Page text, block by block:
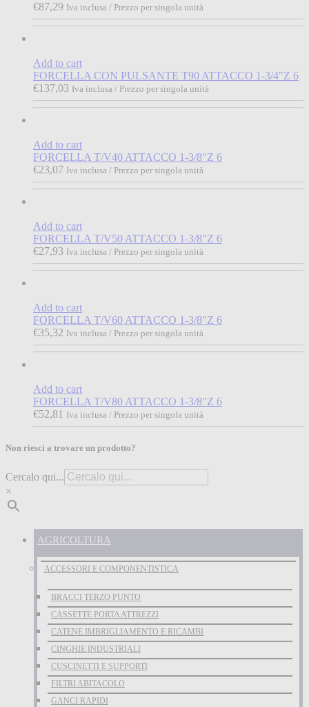
€87,29 Iva inclusa / Prezzo per singola unità
Add to cart
FORCELLA CON PULSANTE T90 ATTACCO 1-3/4"Z 6
€137,03 Iva inclusa / Prezzo per singola unità
Add to cart
FORCELLA T/V40 ATTACCO 1-3/8"Z 6
€23,07 Iva inclusa / Prezzo per singola unità
Add to cart
FORCELLA T/V50 ATTACCO 1-3/8"Z 6
€27,93 Iva inclusa / Prezzo per singola unità
Add to cart
FORCELLA T/V60 ATTACCO 1-3/8"Z 6
€35,32 Iva inclusa / Prezzo per singola unità
Add to cart
FORCELLA T/V80 ATTACCO 1-3/8"Z 6
€52,81 Iva inclusa / Prezzo per singola unità
Non riesci a trovare un prodotto?
Cercalo qui...
×
AGRICOLTURA
ACCESSORI E COMPONENTISTICA
BRACCI TERZO PUNTO
CASSETTE PORTA ATTREZZI
CATENE IMBRIGLIAMENTO E RICAMBI
CINGHIE INDUSTRIALI
CUSCINETTI E SUPPORTI
FILTRI ABITACOLO
GANCI RAPIDI